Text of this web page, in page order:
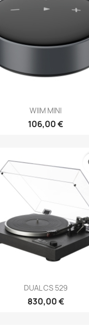
Anteprima
WIIM MINI
106,00 €
 Anteprima
DUAL CS 529
830,00 €